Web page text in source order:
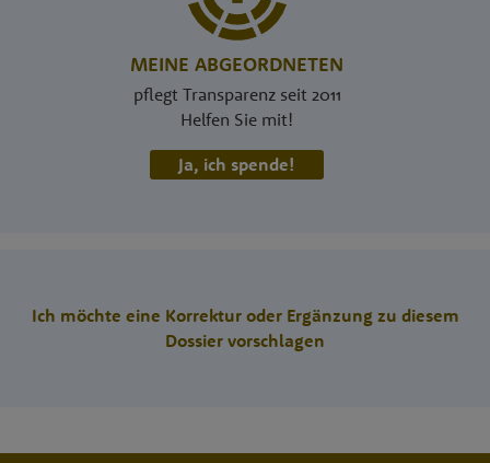
MEINE ABGEORDNETEN
pflegt Transparenz seit 2011
Helfen Sie mit!
Ja, ich spende!
Ich möchte eine Korrektur oder Ergänzung zu diesem
Dossier vorschlagen